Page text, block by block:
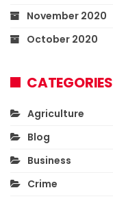
November 2020
October 2020
CATEGORIES
Agriculture
Blog
Business
Crime